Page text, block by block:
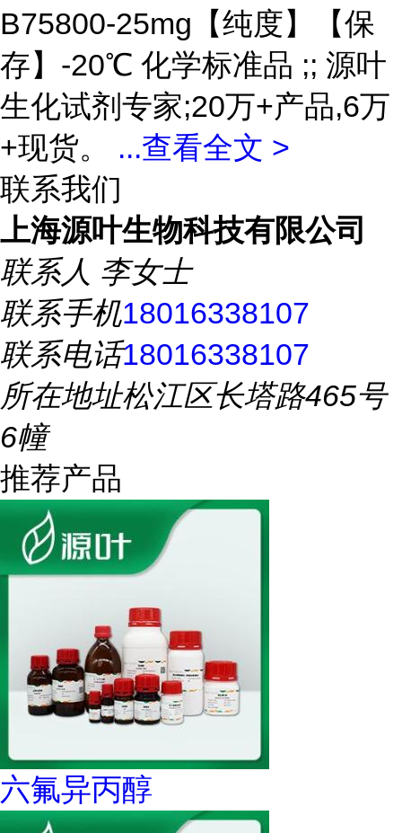
B75800-25mg【纯度】【保
存】-20℃ 化学标准品 ;; 源叶
生化试剂专家;20万+产品,6万
+现货。 ...查看全文 >
联系我们
上海源叶生物科技有限公司
联系人 李女士
联系手机18016338107
联系电话18016338107
所在地址松江区长塔路465号
6幢
推荐产品
六氟异丙醇